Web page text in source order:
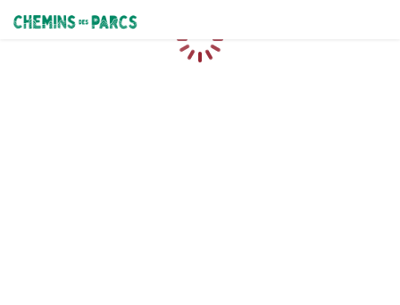
Chemins des Parcs
Caricamento